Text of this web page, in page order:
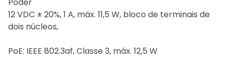
12 VDC ± 20%, 1 A, máx. 11,5 W, bloco de terminais de
dois núcleos,
PoE: IEEE 802.3af, Classe 3, máx. 12,5 W